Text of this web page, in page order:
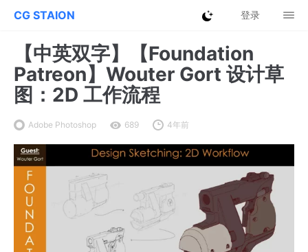
CG STAION 登录
【中英双字】【Foundation
Patreon】Wouter Gort 设计草
图：2D 工作流程
Adobe Photoshop 689 4年前